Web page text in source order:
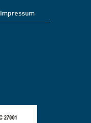
Impressum